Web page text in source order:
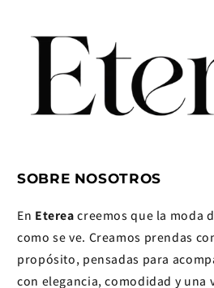
SOBRE NOSOTROS
En Etereacreemos que la moda
como se ve. Creamos prendas
propósito, pensadas para
con elegancia, comodidad y una